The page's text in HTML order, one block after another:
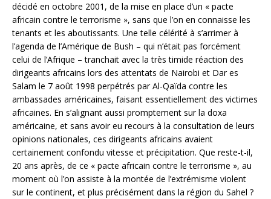
décidé en octobre 2001, de la mise en place d’un « pacte
africain contre le terrorisme », sans que l’on en connaisse les
tenants et les aboutissants. Une telle célérité à s’arrimer à
l’agenda de l’Amérique de Bush – qui n’était pas forcément
celui de l’Afrique – tranchait avec la très timide réaction des
dirigeants africains lors des attentats de Nairobi et Dar es
Salam le 7 août 1998 perpétrés par Al-Qaïda contre les
ambassades américaines, faisant essentiellement des victimes
africaines. En s’alignant aussi promptement sur la doxa
américaine, et sans avoir eu recours à la consultation de leurs
opinions nationales, ces dirigeants africains avaient
certainement confondu vitesse et précipitation. Que reste-t-il,
20 ans après, de ce « pacte africain contre le terrorisme », au
moment où l’on assiste à la montée de l’extrémisme violent
sur le continent, et plus précisément dans la région du Sahel ?